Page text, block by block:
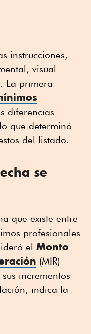
instrucciones,
visual
La primera
diferencias
que determinó
del listado.
se
que existe entre
profesionales
el Monto
(MIR)
incrementos
indica la